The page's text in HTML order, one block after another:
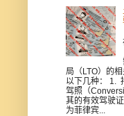
局（LTO）的
以下几种： 1.
驾照（
其的有效驾驶
为菲律宾...